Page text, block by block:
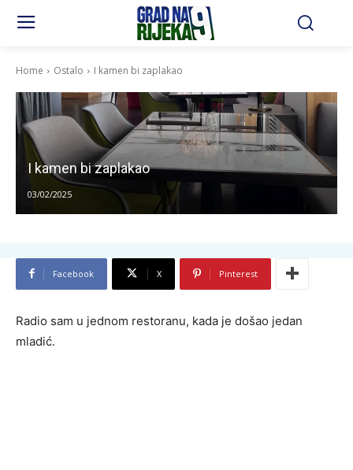
Home Ostalo I kamen bi zaplakao
I kamen bi zaplakao
03/02/2025
Facebook X Pinterest
Radio sam u jednom restoranu, kada je došao jedan
mladić.